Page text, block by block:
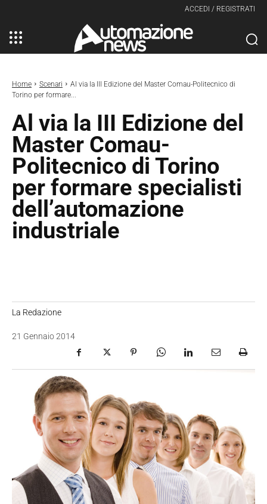
ACCEDI / REGISTRATI
Home Scenari
Al via la III Edizione del Master Comau-Politecnico di
Torino per formare...
Al via la III Edizione del
Master Comau-
Politecnico di Torino
per formare specialisti
dell’automazione
industriale
La Redazione
21 Gennaio 2014